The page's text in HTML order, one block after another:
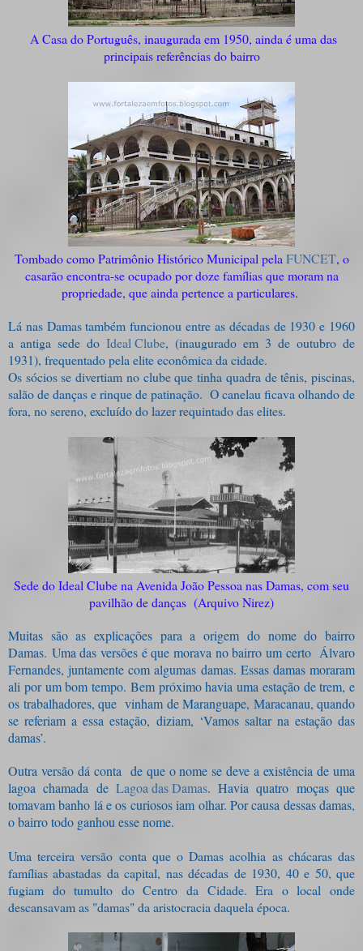
A Casa do Português, inaugurada em 1950, ainda é uma das
principais referências do bairro
Tombado como Patrimônio Histórico Municipal pela FUNCET, o
casarão encontra-se ocupado por doze famílias que moram na
propriedade, que ainda pertence a particulares.
Lá nas Damas também funcionou entre as décadas de 1930 e 1960
a antiga sede do Ideal Clube, (inaugurado em 3 de outubro de
1931), frequentado pela elite econômica da cidade.
Os sócios se divertiam no clube que tinha quadra de tênis, piscinas,
salão de danças e rinque de patinação. O canelau ficava olhando de
fora, no sereno, excluído do lazer requintado das elites.
Sede do Ideal Clube na Avenida João Pessoa nas Damas, com seu
pavilhão de danças (Arquivo Nirez)
Muitas são as explicações para a origem do nome do bairro
Damas. Uma das versões é que morava no bairro um certo Álvaro
Fernandes, juntamente com algumas damas. Essas damas moraram
ali por um bom tempo. Bem próximo havia uma estação de trem, e
os trabalhadores, que vinham de Maranguape, Maracanau, quando
se referiam a essa estação, diziam, ‘Vamos saltar na estação das
damas’.
Outra versão dá conta de que o nome se deve a existência de uma
lagoa chamada de Lagoa das Damas. Havia quatro moças que
tomavam banho lá e os curiosos iam olhar. Por causa dessas damas,
o bairro todo ganhou esse nome.
Uma terceira versão conta que o Damas acolhia as chácaras das
famílias abastadas da capital, nas décadas de 1930, 40 e 50, que
fugiam do tumulto do Centro da Cidade. Era o local onde
descansavam as "damas" da aristocracia daquela época.